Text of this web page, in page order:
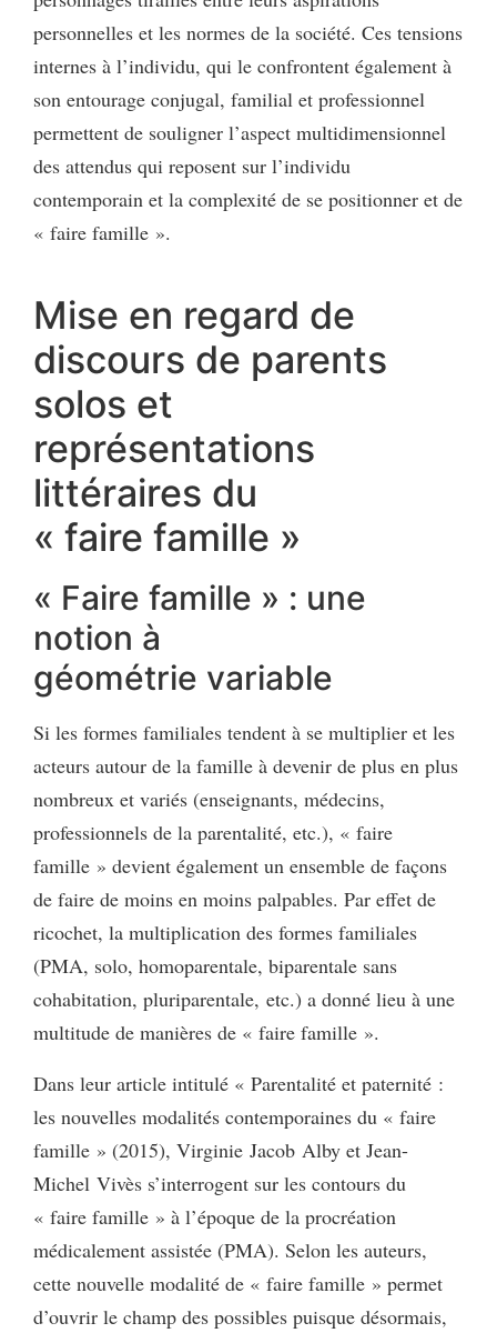
personnelles et les normes de la société. Ces tensions
internes à l’individu, qui le confrontent également à
son entourage conjugal, familial et professionnel
permettent de souligner l’aspect multidimensionnel
des attendus qui reposent sur l’individu
contemporain et la complexité de se positionner et de
« faire famille ».
Mise en regard de
discours de parents
solos et
représentations
littéraires du
« faire famille »
« Faire famille » : une
notion à
géométrie variable
Si les formes familiales tendent à se multiplier et les
acteurs autour de la famille à devenir de plus en plus
nombreux et variés (enseignants, médecins,
professionnels de la parentalité, etc.), « faire
famille » devient également un ensemble de façons
de faire de moins en moins palpables. Par effet de
ricochet, la multiplication des formes familiales
(PMA, solo, homoparentale, biparentale sans
cohabitation, pluriparentale, etc.) a donné lieu à une
multitude de manières de « faire famille ».
Dans leur article intitulé « Parentalité et paternité :
les nouvelles modalités contemporaines du « faire
famille » (2015), Virginie Jacob Alby et Jean-
Michel Vivès s’interrogent sur les contours du
« faire famille » à l’époque de la procréation
médicalement assistée (PMA). Selon les auteurs,
cette nouvelle modalité de « faire famille » permet
d’ouvrir le champ des possibles puisque désormais,